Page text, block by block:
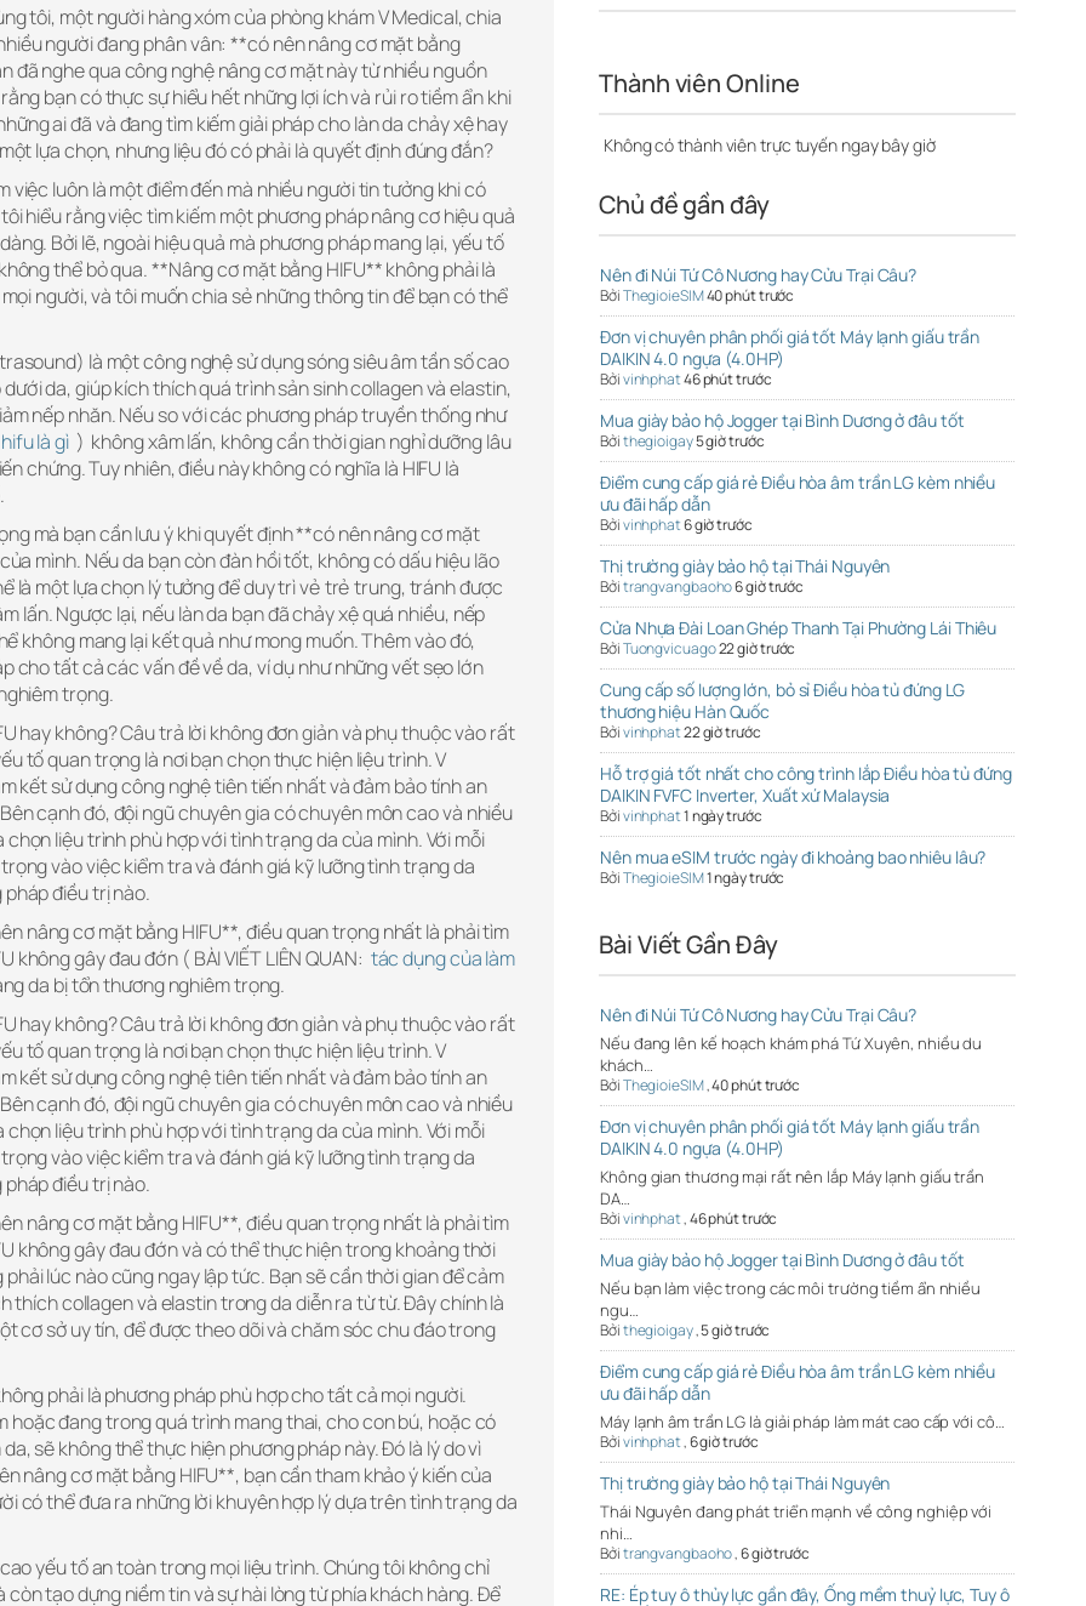
tôi, một người hàng xóm của phòng khám V Medical, chia
người đang phân vân: **có nên nâng cơ mặt bằng
đã nghe qua công nghệ nâng cơ mặt này từ nhiều nguồn
bạn có thực sự hiểu hết những lợi ích và rủi ro tiềm ẩn khi
ai đã và đang tìm kiếm giải pháp cho làn da chảy xệ hay
lựa chọn, nhưng liệu đó có phải là quyết định đúng đắn?
việc luôn là một điểm đến mà nhiều người tin tưởng khi có
hiểu rằng việc tìm kiếm một phương pháp nâng cơ hiệu quả
Bởi lẽ, ngoài hiệu quả mà phương pháp mang lại, yếu tố
thể bỏ qua. **Nâng cơ mặt bằng HIFU** không phải là
người, và tôi muốn chia sẻ những thông tin để bạn có thể
là một công nghệ sử dụng sóng siêu âm tần số cao
da, giúp kích thích quá trình sản sinh collagen và elastin,
nếp nhăn. Nếu so với các phương pháp truyền thống như
là gì) không xâm lấn, không cần thời gian nghỉ dưỡng lâu
chứng. Tuy nhiên, điều này không có nghĩa là HIFU là
mà bạn cần lưu ý khi quyết định **có nên nâng cơ mặt
mình. Nếu da bạn còn đàn hồi tốt, không có dấu hiệu lão
là một lựa chọn lý tưởng để duy trì vẻ trẻ trung, tránh được
lấn. Ngược lại, nếu làn da bạn đã chảy xệ quá nhiều, nếp
không mang lại kết quả như mong muốn. Thêm vào đó,
cho tất cả các vấn đề về da, ví dụ như những vết sẹo lớn
trọng.
hay không? Câu trả lời không đơn giản và phụ thuộc vào rất
tố quan trọng là nơi bạn chọn thực hiện liệu trình. V
kết sử dụng công nghệ tiên tiến nhất và đảm bảo tính an
cạnh đó, đội ngũ chuyên gia có chuyên môn cao và nhiều
chọn liệu trình phù hợp với tình trạng da của mình. Với mỗi
vào việc kiểm tra và đánh giá kỹ lưỡng tình trạng da
điều trị nào.
nâng cơ mặt bằng HIFU**, điều quan trọng nhất là phải tìm
không gây đau đớn ( BÀI VIẾT LIÊN QUAN: tác dụng của làm
da bị tổn thương nghiêm trọng.
hay không? Câu trả lời không đơn giản và phụ thuộc vào rất
tố quan trọng là nơi bạn chọn thực hiện liệu trình. V
kết sử dụng công nghệ tiên tiến nhất và đảm bảo tính an
cạnh đó, đội ngũ chuyên gia có chuyên môn cao và nhiều
chọn liệu trình phù hợp với tình trạng da của mình. Với mỗi
vào việc kiểm tra và đánh giá kỹ lưỡng tình trạng da
điều trị nào.
nâng cơ mặt bằng HIFU**, điều quan trọng nhất là phải tìm
không gây đau đớn và có thể thực hiện trong khoảng thời
lúc nào cũng ngay lập tức. Bạn sẽ cần thời gian để cảm
thích collagen và elastin trong da diễn ra từ từ. Đây chính là
cơ sở uy tín, để được theo dõi và chăm sóc chu đáo trong
phải là phương pháp phù hợp cho tất cả mọi người.
hoặc đang trong quá trình mang thai, cho con bú, hoặc có
sẽ không thể thực hiện phương pháp này. Đó là lý do vì
nâng cơ mặt bằng HIFU**, bạn cần tham khảo ý kiến của
có thể đưa ra những lời khuyên hợp lý dựa trên tình trạng da
yếu tố an toàn trong mọi liệu trình. Chúng tôi không chỉ
tạo dựng niềm tin và sự hài lòng từ phía khách hàng. Để
Thành viên Online
Không có thành viên trực tuyến ngay bây giờ
Chủ đề gần đây
Nên đi Núi Tứ Cô Nương hay Cửu Trại Câu?
BởiThegioieSIM40 phút trước
Đơn vị chuyên phân phối giá tốt Máy lạnh giấu trần
DAIKIN 4.0 ngựa (4.0HP)
Bởivinhphat46 phút trước
Mua giày bảo hộ Jogger tại Bình Dương ở đâu tốt
Bởithegioigay5 giờ trước
Điểm cung cấp giá rẻ Điều hòa âm trần LG kèm nhiều
ưu đãi hấp dẫn
Bởivinhphat6 giờ trước
Thị trường giày bảo hộ tại Thái Nguyên
Bởitrangvangbaoho6 giờ trước
Cửa Nhựa Đài Loan Ghép Thanh Tại Phường Lái Thiêu
BởiTuongvicuago22 giờ trước
Cung cấp số lượng lớn, bỏ sỉ Điều hòa tủ đứng LG
thương hiệu Hàn Quốc
Bởivinhphat22 giờ trước
Hỗ trợ giá tốt nhất cho công trình lắp Điều hòa tủ đứng
DAIKIN FVFC Inverter, Xuất xứ Malaysia
Bởivinhphat1 ngày trước
Nên mua eSIM trước ngày đi khoảng bao nhiêu lâu?
BởiThegioieSIM1 ngày trước
Bài Viết Gần Đây
Nên đi Núi Tứ Cô Nương hay Cửu Trại Câu?
Nếu đang lên kế hoạch khám phá Tứ Xuyên, nhiều du
khách…
BởiThegioieSIM,40 phút trước
Đơn vị chuyên phân phối giá tốt Máy lạnh giấu trần
DAIKIN 4.0 ngựa (4.0HP)
Không gian thương mại rất nên lắp Máy lạnh giấu trần
DA…
Bởivinhphat,46 phút trước
Mua giày bảo hộ Jogger tại Bình Dương ở đâu tốt
Nếu bạn làm việc trong các môi trường tiềm ẩn nhiều
ngu…
Bởithegioigay,5 giờ trước
Điểm cung cấp giá rẻ Điều hòa âm trần LG kèm nhiều
ưu đãi hấp dẫn
Máy lạnh âm trần LG là giải pháp làm mát cao cấp với cô…
Bởivinhphat,6 giờ trước
Thị trường giày bảo hộ tại Thái Nguyên
Thái Nguyên đang phát triển mạnh về công nghiệp với
nhi…
Bởitrangvangbaoho,6 giờ trước
RE: Ép tuy ô thủy lực gần đây, Ống mềm thuỷ lực, Tuy ô